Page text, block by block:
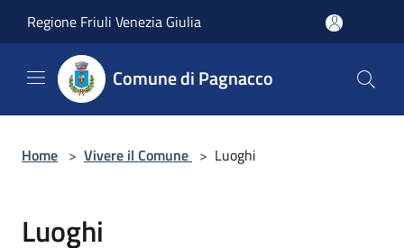
Regione Friuli Venezia Giulia
Comune di Pagnacco
Home > Vivere il Comune > Luoghi
Luoghi